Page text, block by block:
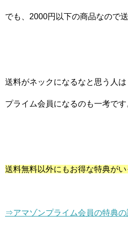
でも、2000円以下の商品なので
送料がネックになるなと思う人は
プライム会員になるのも一考です
送料無料以外にもお得な特典がい
⇒アマゾンプライム会員の特典の